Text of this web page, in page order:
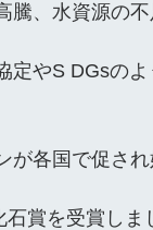
、水資源の不
定やS DGsの
各国で促され
賞を受賞しま